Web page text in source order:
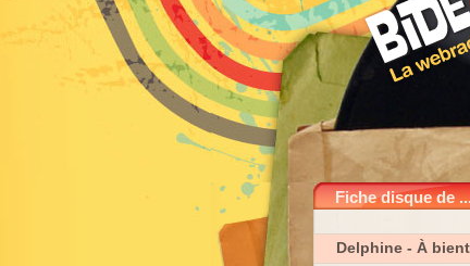
Fiche disque de
Delphine - À